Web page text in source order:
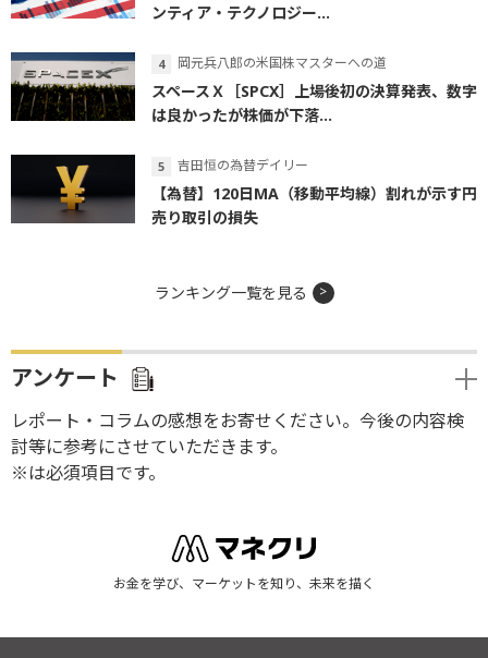
ンティア・テクノロジー...
岡元兵八郎の米国株マスターへの道
スペースＸ［SPCX］上場後初の決算発表、数字
は良かったが株価が下落...
吉田恒の為替デイリー
【為替】120日MA（移動平均線）割れが示す円
売り取引の損失
ランキング一覧を見る
アンケート
レポート・コラムの感想をお寄せください。今後の内容検
討等に参考にさせていただきます。
※は必須項目です。
お金を学び、マーケットを知り、未来を描く